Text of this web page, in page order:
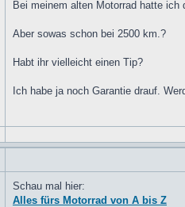
Bei meinem alten Motorrad hatte
Aber sowas schon bei 2500 km.?
Habt ihr vielleicht einen Tip?
Ich habe ja noch Garantie drauf.
Schau mal hier:
Alles fürs Motorrad von A bis Z